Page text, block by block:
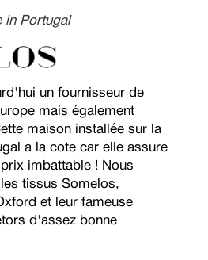
in Portugal
un fournisseur de
mais également
maison installée sur la
a la cote car elle assure
imbattable ! Nous
tissus Somelos,
et leur fameuse
d'assez bonne